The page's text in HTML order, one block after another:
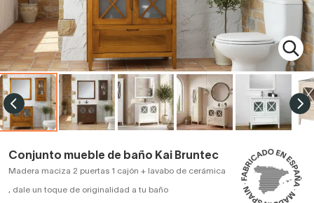
Conjunto mueble de baño Kai Bruntec
Madera maciza 2 puertas 1 cajón + lavabo de cerámica
, dale un toque de originalidad a tu baño